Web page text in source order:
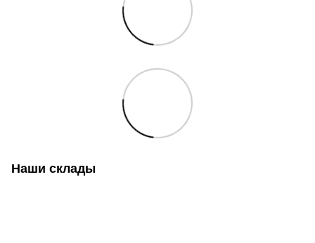
Наши склады